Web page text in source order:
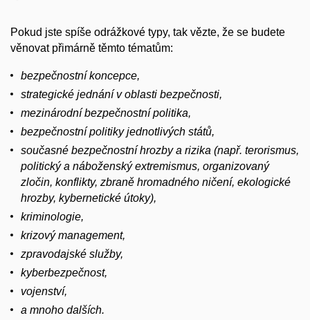
Pokud jste spíše odrážkové typy, tak vězte, že se budete
věnovat přimárně těmto tématům:
bezpečnostní koncepce,
strategické jednání v oblasti bezpečnosti,
mezinárodní bezpečnostní politika,
bezpečnostní politiky jednotlivých států,
současné bezpečnostní hrozby a rizika (např. terorismus,
politický a náboženský extremismus, organizovaný
zločin, konflikty, zbraně hromadného ničení, ekologické
hrozby, kybernetické útoky),
kriminologie,
krizový management,
zpravodajské služby,
kyberbezpečnost,
vojenství,
a mnoho dalších.